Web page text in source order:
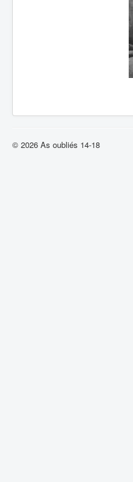
© 2026 As oubliés 14-18